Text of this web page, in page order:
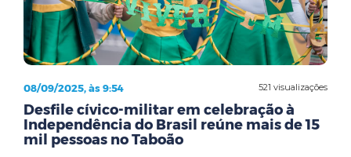
521 visualizações
08/09/2025, às 9:54
Desfile cívico-militar em celebração à
Independência do Brasil reúne mais de 15
mil pessoas no Taboão